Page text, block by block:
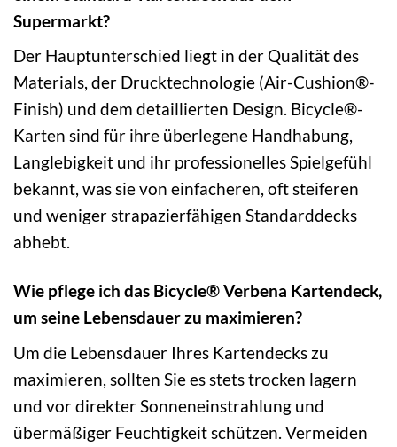
Supermarkt?
Der Hauptunterschied liegt in der Qualität des
Materials, der Drucktechnologie (Air-Cushion®-
Finish) und dem detaillierten Design. Bicycle®-
Karten sind für ihre überlegene Handhabung,
Langlebigkeit und ihr professionelles Spielgefühl
bekannt, was sie von einfacheren, oft steiferen
und weniger strapazierfähigen Standarddecks
abhebt.
Wie pflege ich das Bicycle® Verbena Kartendeck,
um seine Lebensdauer zu maximieren?
Um die Lebensdauer Ihres Kartendecks zu
maximieren, sollten Sie es stets trocken lagern
und vor direkter Sonneneinstrahlung und
übermäßiger Feuchtigkeit schützen. Vermeiden